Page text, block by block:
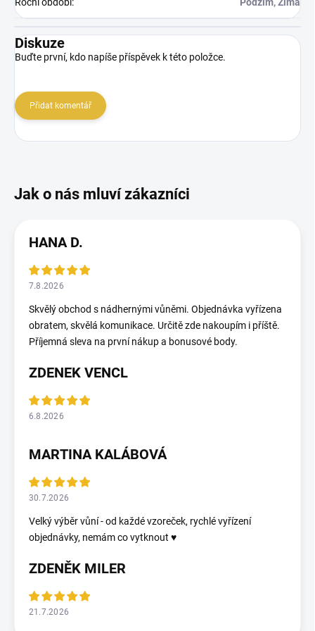
Diskuze
Buďte první, kdo napíše příspěvek k této položce.
Přidat komentář
HANA D.
7.8.2026
Skvělý obchod s nádhernými vůněmi. Objednávka vyřízena
obratem, skvělá komunikace. Určitě zde nakoupím i příště.
Příjemná sleva na první nákup a bonusové body.
ZDENEK VENCL
6.8.2026
MARTINA KALÁBOVÁ
30.7.2026
Velký výběr vůní - od každé vzoreček, rychlé vyřízení
objednávky, nemám co vytknout ♥️
ZDENĚK MILER
21.7.2026